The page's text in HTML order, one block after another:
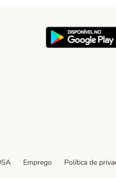
Emprego
Política de